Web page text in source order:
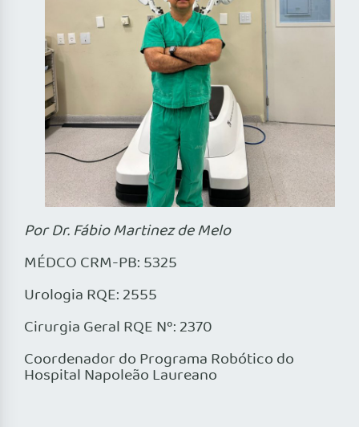
Por Dr. Fábio Martinez de Melo
MÉDCO CRM-PB: 5325
Urologia RQE: 2555
Cirurgia Geral RQE Nº: 2370
Coordenador do Programa Robótico do
Hospital Napoleão Laureano